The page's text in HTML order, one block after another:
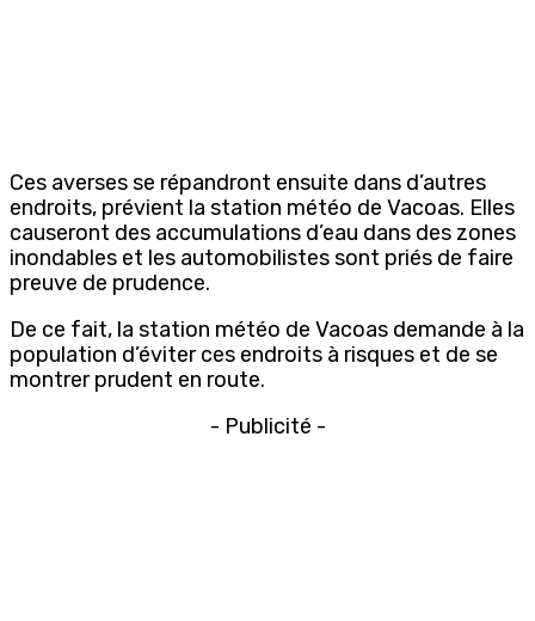
Ces averses se répandront ensuite dans d’autres
endroits, prévient la station météo de Vacoas. Elles
causeront des accumulations d’eau dans des zones
inondables et les automobilistes sont priés de faire
preuve de prudence.
De ce fait, la station météo de Vacoas demande à la
population d’éviter ces endroits à risques et de se
montrer prudent en route.
- Publicité -